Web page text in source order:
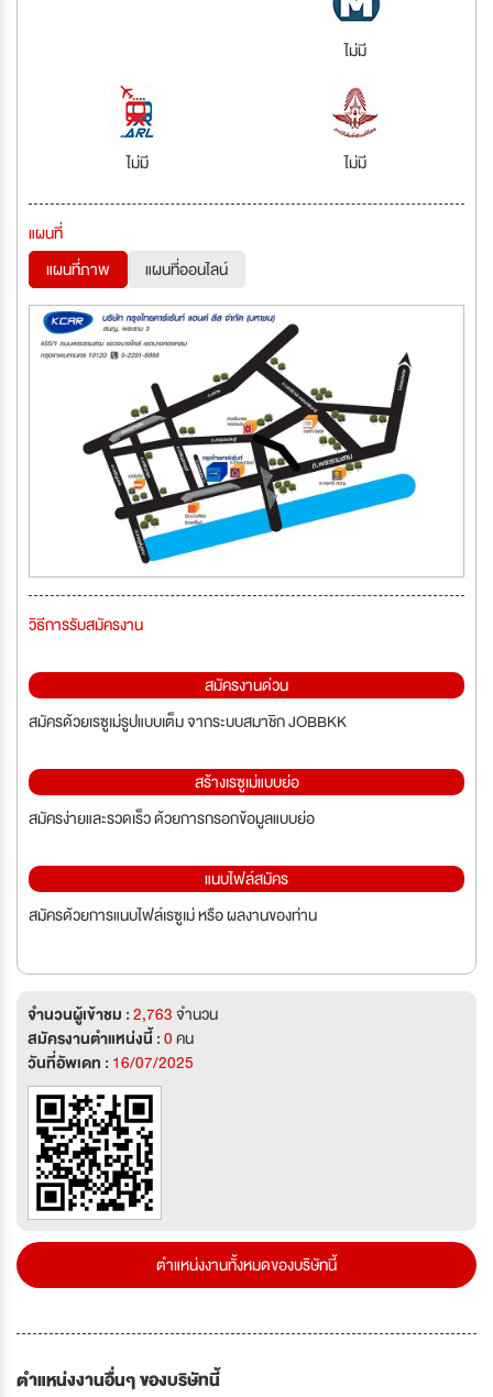
ไม่มี
ไม่มี ไม่มี
แผนที่
แผนที่ภาพ
แผนที่ออนไลน์
วิธีการรับสมัครงาน
สมัครงานด่วน
สมัครด้วยเรซูเม่รูปแบบเต็ม จากระบบสมาชิก JOBBKK
สร้างเรซูเม่แบบย่อ
สมัครง่ายและรวดเร็ว ด้วยการกรอกข้อมูลแบบย่อ
แนบไฟล์สมัคร
สมัครด้วยการแนบไฟล์เรซูเม่ หรือ ผลงานของท่าน
จำนวนผู้เข้าชม :2,763จำนวน
สมัครงานตำแหน่งนี้ :0คน
วันที่อัพเดท : 16/07/2025
ตำแหน่งงานทั้งหมดของบริษัทนี้
ตำแหน่งงานอื่นๆ ของบริษัทนี้